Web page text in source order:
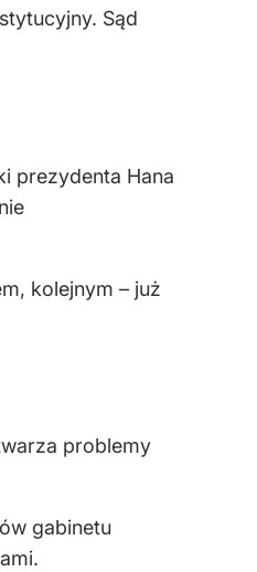
Sąd
prezydenta Hana
kolejnym – już
problemy
gabinetu